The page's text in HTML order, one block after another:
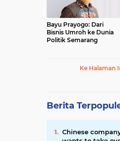
Bayu Prayogo: Dari
Bisnis Umroh ke Dunia
Politik Semarang
Ke Halaman
Berita
Chinese